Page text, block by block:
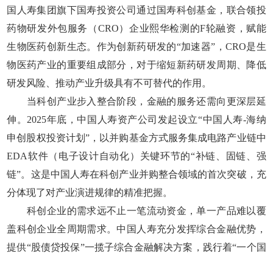
国人寿集团旗下国寿投资公司通过国寿科创基金，联合领投
药物研发外包服务（CRO）企业熙华检测的F轮融资，赋能
生物医药创新生态。作为创新药研发的“加速器”，CRO是生
物医药产业的重要组成部分，对于缩短新药研发周期、降低
研发风险、推动产业升级具有不可替代的作用。
当科创产业步入整合阶段，金融的服务还需向更深层延
伸。2025年底，中国人寿资产公司发起设立“中国人寿-海纳
申创股权投资计划”，以并购基金方式服务集成电路产业链中
EDA软件（电子设计自动化）关键环节的“补链、固链、强
链”。这是中国人寿在科创产业并购整合领域的首次突破，充
分体现了对产业演进规律的精准把握。
科创企业的需求远不止一笔流动资金，单一产品难以覆
盖科创企业全周期需求。中国人寿充分发挥综合金融优势，
提供“股债贷投保”一揽子综合金融解决方案，践行着“一个国